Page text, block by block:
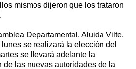
mismos dijeron que los trataron
Departamental, Aluida Vilte,
se realizará la elección del
se llevará adelante la
de las nuevas autoridades de la